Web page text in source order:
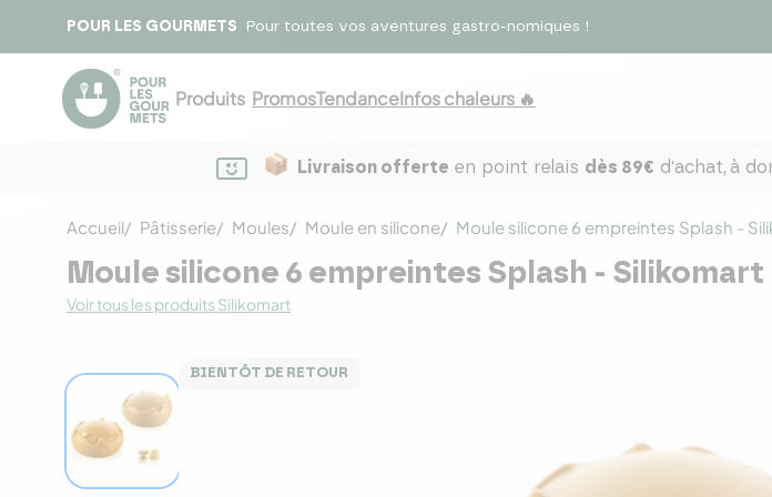
POUR LES GOURMETS Pour toutes vos aventures gastro-nomiques !
Produits PromosTendanceInfos chaleurs 🔥
Livraison offerte en point relais dès 89€ d'achat, à
Accueil Pâtisserie Moules Moule en silicone Moule silicone 6 empreintes Splash -
Moule silicone 6 empreintes Splash - Silikomart
Voir tous les produits Silikomart
BIENTÔT DE RETOUR